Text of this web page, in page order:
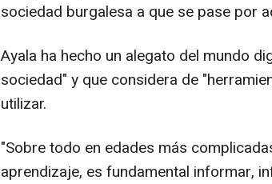
sociedad burgalesa a que se pase por
Ayala ha hecho un alegato del mundo
sociedad" y que considera de
utilizar.
"Sobre todo en edades más
aprendizaje, es fundamental informar,